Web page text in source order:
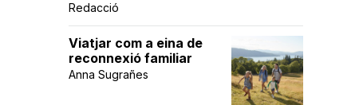
Redacció
Viatjar com a eina de
reconnexió familiar
Anna Sugrañes